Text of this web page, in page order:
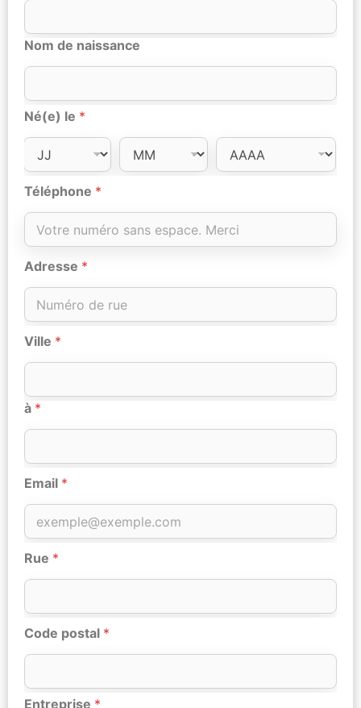
Nom de naissance
Né(e) le *
Téléphone *
Adresse *
Ville *
à *
Email *
Rue *
Code postal *
Entreprise *